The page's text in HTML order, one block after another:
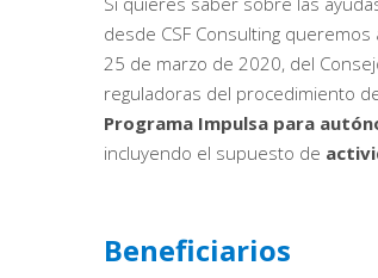
desde CSF Consulting
25 de marzo de 2020, del
reguladoras del procedimiento
Programa Impulsa para
incluyendo el supuesto de
Beneficiarios